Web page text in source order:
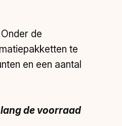
de
te
en een aantal
de voorraad